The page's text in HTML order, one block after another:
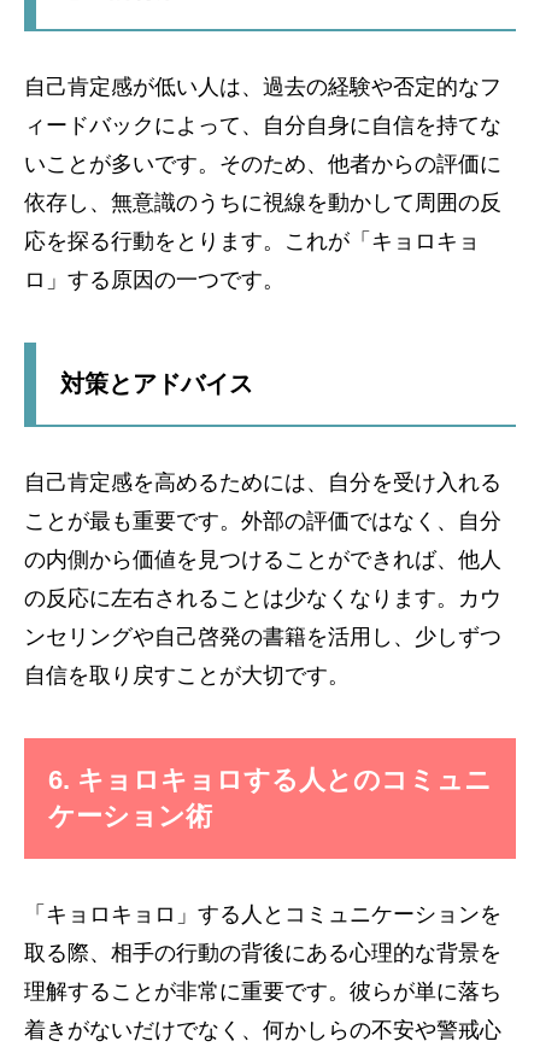
自己肯定感が低い人は、過去の経験や否定的なフ
ィードバックによって、自分自身に自信を持てな
いことが多いです。そのため、他者からの評価に
依存し、無意識のうちに視線を動かして周囲の反
応を探る行動をとります。これが「キョロキョ
ロ」する原因の一つです。
対策とアドバイス
自己肯定感を高めるためには、自分を受け入れる
ことが最も重要です。外部の評価ではなく、自分
の内側から価値を見つけることができれば、他人
の反応に左右されることは少なくなります。カウ
ンセリングや自己啓発の書籍を活用し、少しずつ
自信を取り戻すことが大切です。
6. キョロキョロする人とのコミュニ
ケーション術
「キョロキョロ」する人とコミュニケーションを
取る際、相手の行動の背後にある心理的な背景を
理解することが非常に重要です。彼らが単に落ち
着きがないだけでなく、何かしらの不安や警戒心